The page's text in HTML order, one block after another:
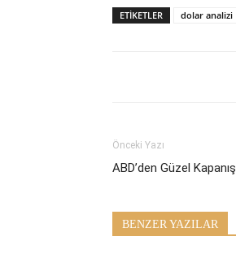
ETİKETLER dolar analizi
Önceki Yazı
ABD’den Güzel Kapanış
BENZER YAZILAR